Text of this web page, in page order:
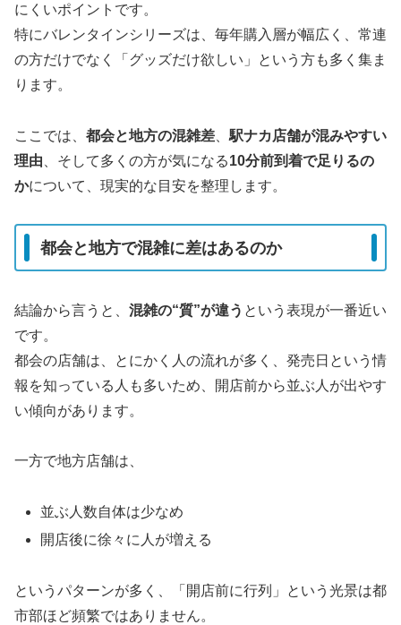
にくいポイントです。
特にバレンタインシリーズは、毎年購入層が幅広く、常連
の方だけでなく「グッズだけ欲しい」という方も多く集ま
ります。
ここでは、 都会と地方の混雑差
駅ナカ店舗が混みやすい
理由 、そして多くの方が気になる10分前到着で足りるの
かについて、現実的な目安を整理します。
都会と地方で混雑に差はあるのか
結論から言うと、 混雑の“質”が違う という表現が一番近い
です。
都会の店舗は、とにかく人の流れが多く、発売日という情
報を知っている人も多いため、開店前から並ぶ人が出やす
い傾向があります。
一方で地方店舗は、
並ぶ人数自体は少なめ
開店後に徐々に人が増える
というパターンが多く、「開店前に行列」という光景は都
市部ほど頻繁ではありません。